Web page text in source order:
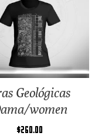
Geológicas
women
$260.00